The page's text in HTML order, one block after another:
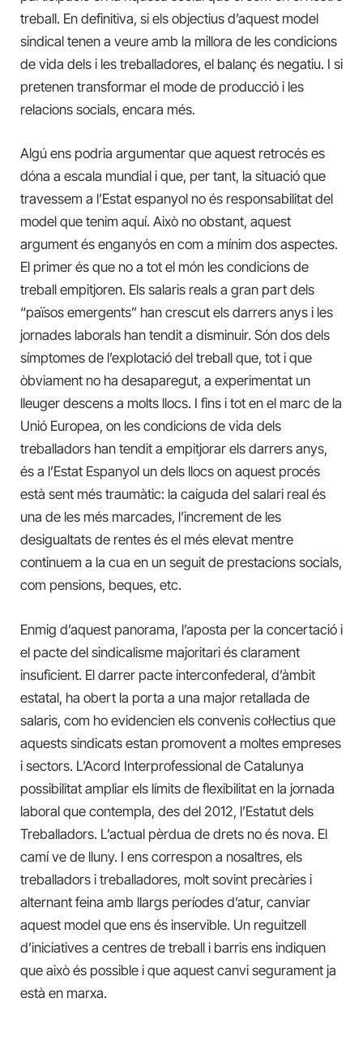
treball. En definitiva, si els objectius d’aquest model
sindical tenen a veure amb la millora de les condicions
de vida dels i les treballadores, el balanç és negatiu. I si
pretenen transformar el mode de producció i les
relacions socials, encara més.
Algú ens podria argumentar que aquest retrocés es
dóna a escala mundial i que, per tant, la situació que
travessem a l’Estat espanyol no és responsabilitat del
model que tenim aquí. Això no obstant, aquest
argument és enganyós en com a mínim dos aspectes.
El primer és que no a tot el món les condicions de
treball empitjoren. Els salaris reals a gran part dels
“països emergents” han crescut els darrers anys i les
jornades laborals han tendit a disminuir. Són dos dels
símptomes de l’explotació del treball que, tot i que
òbviament no ha desaparegut, a experimentat un
lleuger descens a molts llocs. I fins i tot en el marc de la
Unió Europea, on les condicions de vida dels
treballadors han tendit a empitjorar els darrers anys,
és a l’Estat Espanyol un dels llocs on aquest procés
està sent més traumàtic: la caiguda del salari real és
una de les més marcades, l’increment de les
desigualtats de rentes és el més elevat mentre
continuem a la cua en un seguit de prestacions socials,
com pensions, beques, etc.
Enmig d’aquest panorama, l’aposta per la concertació i
el pacte del sindicalisme majoritari és clarament
insuficient. El darrer pacte interconfederal, d’àmbit
estatal, ha obert la porta a una major retallada de
salaris, com ho evidencien els convenis col·lectius que
aquests sindicats estan promovent a moltes empreses
i sectors. L’Acord Interprofessional de Catalunya
possibilitat ampliar els límits de flexibilitat en la jornada
laboral que contempla, des del 2012, l’Estatut dels
Treballadors. L’actual pèrdua de drets no és nova. El
camí ve de lluny. I ens correspon a nosaltres, els
treballadors i treballadores, molt sovint precàries i
alternant feina amb llargs períodes d’atur, canviar
aquest model que ens és inservible. Un reguitzell
d’iniciatives a centres de treball i barris ens indiquen
que això és possible i que aquest canvi segurament ja
està en marxa.